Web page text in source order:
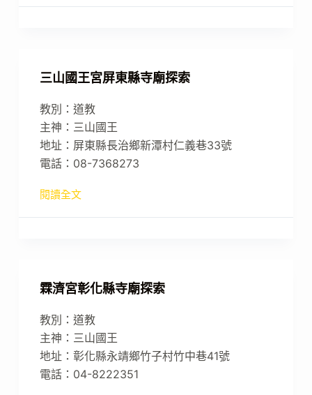
三山國王宮屏東縣寺廟探索
教別：道教
主神：三山國王
地址：屏東縣長治鄉新潭村仁義巷33號
電話：08-7368273
閱讀全文
霖濟宮彰化縣寺廟探索
教別：道教
主神：三山國王
地址：彰化縣永靖鄉竹子村竹中巷41號
電話：04-8222351